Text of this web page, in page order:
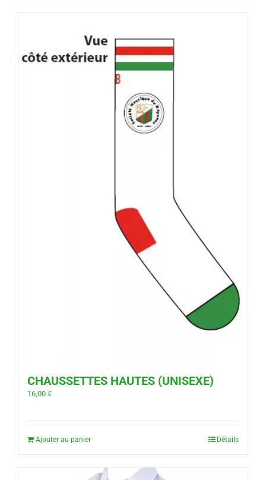
CHAUSSETTES HAUTES (UNISEXE)
16,00 €
Ajouter au panier Détails